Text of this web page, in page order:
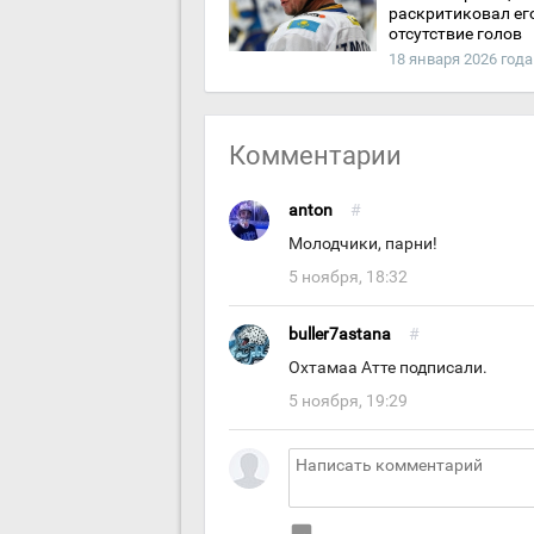
раскритиковал
отсутствие голов
18 января 2026 года
Комментарии
anton #
Молодчики, парни!
5 ноября, 18:32
buller7astana #
Охтамаа Атте подписали.
5 ноября, 19:29